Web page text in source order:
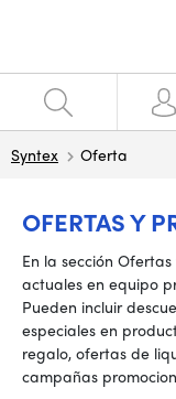
Syntex Oferta
OFERTAS Y
En la sección
actuales en equipo
Pueden incluir
especiales en
regalo, ofertas de
campañas